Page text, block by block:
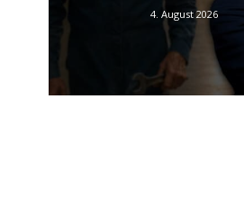
4. August 2026